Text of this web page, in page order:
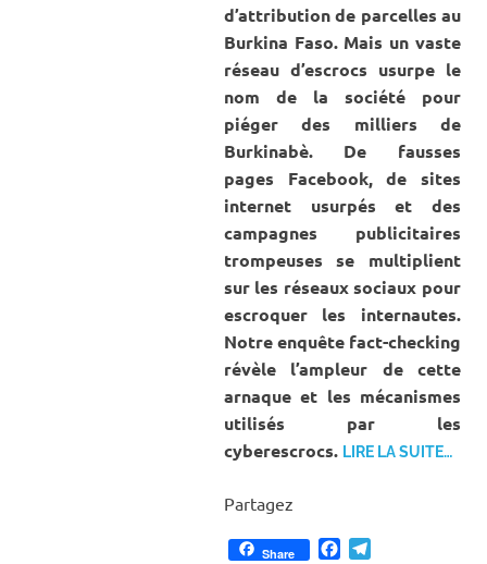
d’attribution de parcelles au
Burkina Faso. Mais un vaste
réseau d’escrocs usurpe le
nom de la société pour
piéger des milliers de
Burkinabè. De fausses
pages Facebook, de sites
internet usurpés et des
campagnes publicitaires
trompeuses se multiplient
sur les réseaux sociaux pour
escroquer les internautes.
Notre enquête fact-checking
révèle l’ampleur de cette
arnaque et les mécanismes
utilisés par les
cyberescrocs. LIRE LA SUITE…
Partagez
Share Facebook